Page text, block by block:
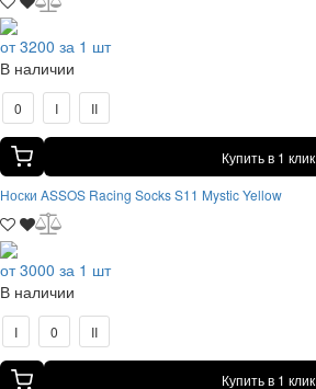
от 3200 за 1 шт
В наличии
0 I II
Купить в 1 клик
Носки ASSOS Racing Socks S11 Mystic Yellow
от 3000 за 1 шт
В наличии
I 0 II
Купить в 1 клик